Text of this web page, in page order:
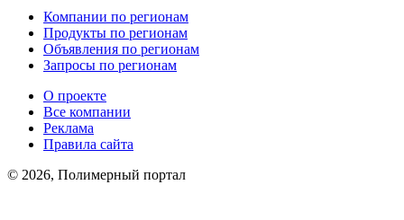
Компании по регионам
Продукты по регионам
Объявления по регионам
Запросы по регионам
О проекте
Все компании
Реклама
Правила сайта
© 2026, Полимерный портал